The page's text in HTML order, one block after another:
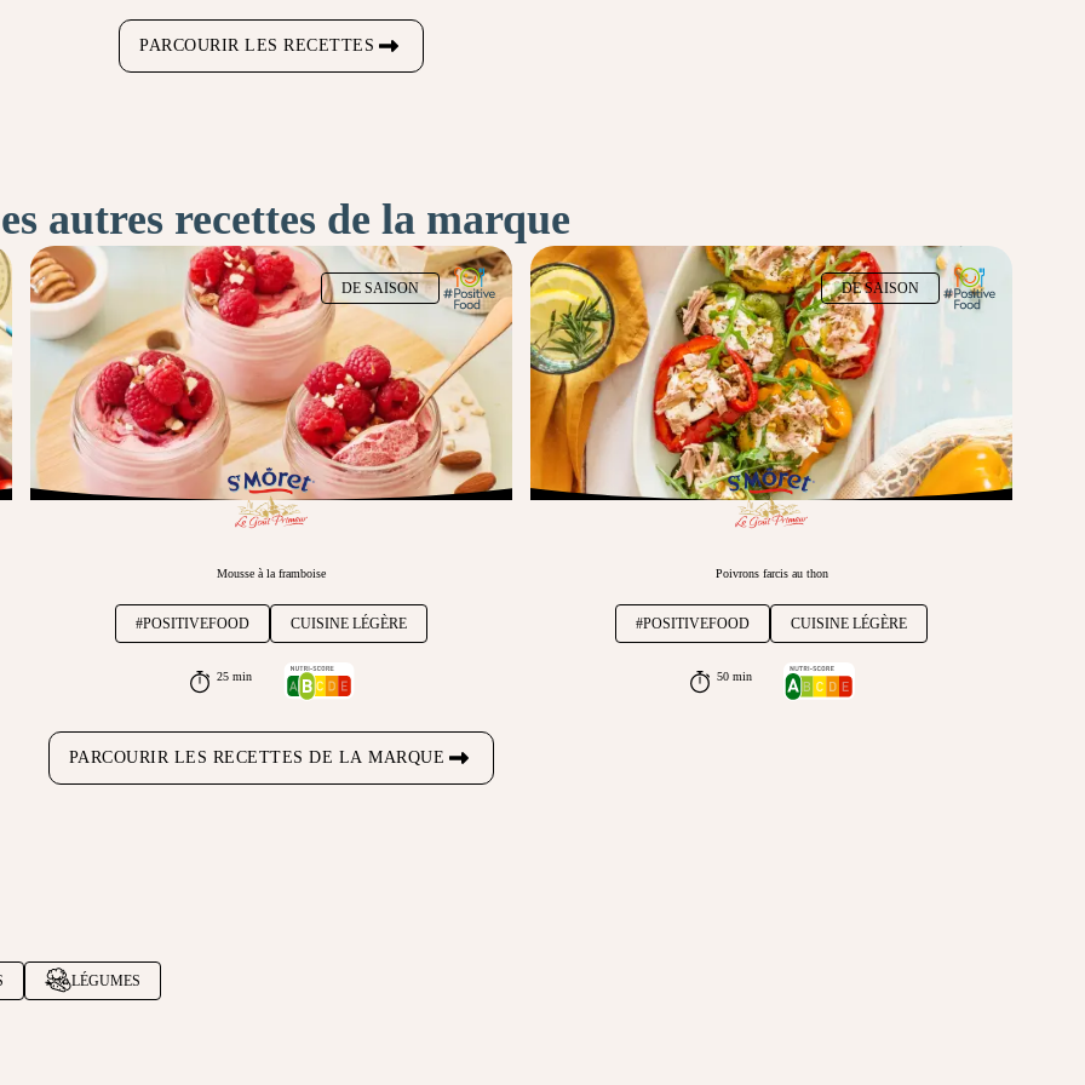
PARCOURIR LES RECETTES
autres recettes de la marque
DE SAISON
Mousse à la framboise
#POSITIVEFOOD CUISINE LÉGÈRE
25 min
DE SAISON
Poivrons farcis au thon
#POSITIVEFOOD CUISINE LÉGÈRE
50 min
PARCOURIR LES RECETTES DE LA MARQUE
LÉGUMES